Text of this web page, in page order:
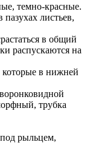
темно-красные.
листьев,
в общий
распускаются на
которые в нижней
трубка
рыльцем,